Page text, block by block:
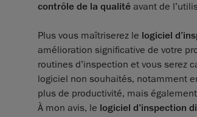
contrôle de la qualité avant de
Plus vous maîtriserez le logiciel
amélioration significative de votre
routines d’inspection et vous serez
logiciel non souhaités, notamment
plus de productivité, mais
À mon avis, le logiciel d’inspection